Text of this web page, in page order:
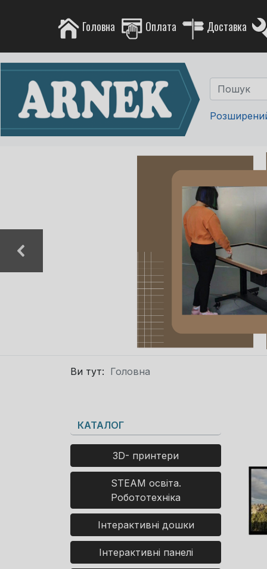
Головна Оплата Доставка
Ви тут: Головна
КАТАЛОГ
3D- принтери
STEAM освіта.
Робототехніка
Інтерактивні дошки
Інтерактивні панелі